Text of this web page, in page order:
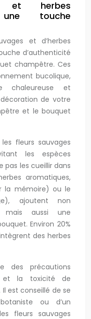
et herbes
touche
et d’herbes
d’authenticité
champêtre. Ces
bucolique,
chaleureuse et
de votre
et le bouquet
fleurs sauvages
les espèces
pas les cueillir dans
aromatiques,
la mémoire) ou le
ajoutent non
mais aussi une
Environ 20%
des herbes
des précautions
et la toxicité de
est conseillé de se
ou d’un
fleurs sauvages